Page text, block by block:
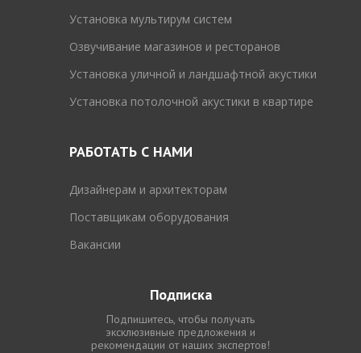
Установка мультирум систем
Озвучивание магазинов и ресторанов
Установка уличной и ландшафтной акустики
Установка потолочной акустики в квартире
РАБОТАТЬ С НАМИ
Дизайнерам и архитекторам
Поставщикам оборудования
Вакансии
Подписка
Подпишитесь, чтобы получать
эксклюзивные предложения и
рекомендации от наших экспертов!